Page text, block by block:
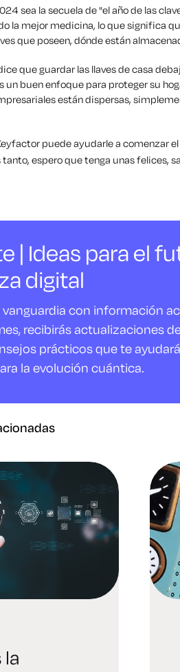
sea la secuela de "el año de las
la mejor medicina, lo que significa
que poseen, dónde están
que guardar las llaves de casa
un buen enfoque para proteger su
están dispersas,
puede ayudarle a comenzar
tanto, espero que tenga unas felices,
| Ideas para el
digital
con información
recibirás actualizaciones
prácticos que te
la evolución cuántica.
la